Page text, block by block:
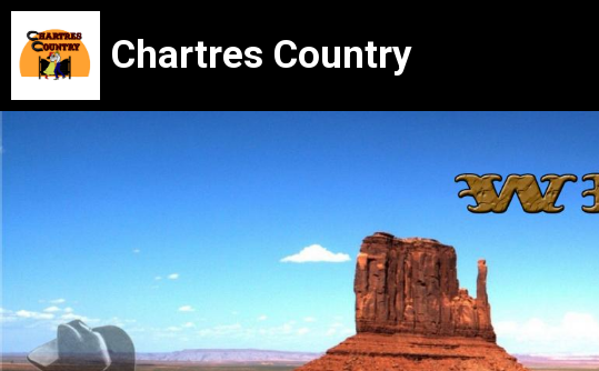
Chartres Country